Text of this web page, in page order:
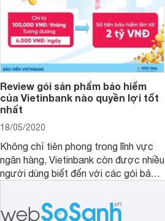
Review gói sản phẩm bảo hiểm
của Vietinbank nào quyền lợi tốt
nhất
18/05/2020
Không chỉ tiên phong trong lĩnh vực
ngân hàng, Vietinbank còn được nhiều
người dùng biết đến với các gói bảo
bảo hiểm của Vietinbank nào bạn nên
sở hữu nhất? Cùng đi tìm đáp án